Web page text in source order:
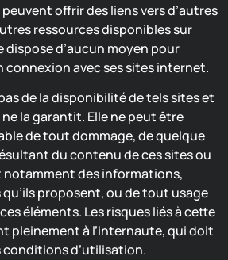
offrir des liens vers d’autres
ressources disponibles sur
dispose d’aucun moyen pour
connexion avec ses sites internet.
de la disponibilité de tels sites et
la garantit. Elle ne peut être
de tout dommage, de quelque
du contenu de ces sites ou
notamment des informations,
proposent, ou de tout usage
éléments. Les risques liés à cette
pleinement à l’internaute, qui doit
conditions d’utilisation.